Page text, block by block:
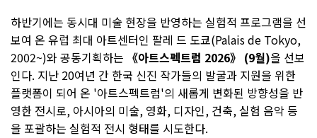
하반기에는 동시대 미술 현장을 반영하는 실험적 프로그램을 선
보여 온 유럽 최대 아트센터인 팔레 드 도쿄(Palais de Tokyo,
2002~)와 공동기획하는 《아트스펙트럼 2026》 (9월)을 선보
인다. 지난 20여년 간 한국 신진 작가들의 발굴과 지원을 위한
플랫폼이 되어 온 '아트스펙트럼'의 새롭게 변화된 방향성을 반
영한 전시로, 아시아의 미술, 영화, 디자인, 건축, 실험 음악 등
을 포괄하는 실험적 전시 형태를 시도한다.